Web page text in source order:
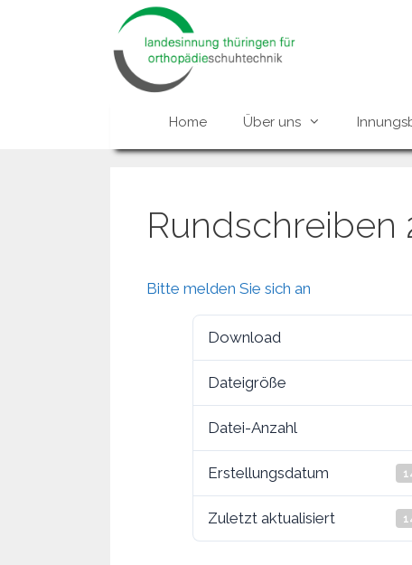
Home Über uns
Rundschreiben
Bitte melden Sie sich an
Download
Dateigröße
Datei-Anzahl
Erstellungsdatum
Zuletzt aktualisiert